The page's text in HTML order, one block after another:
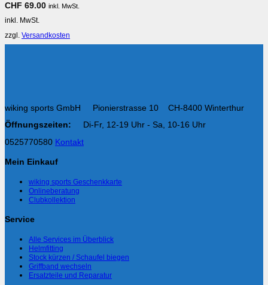
CHF 69.00 inkl. MwSt.
inkl. MwSt.
zzgl. Versandkosten
wiking sports GmbH Pionierstrasse 10 CH-8400 Winterthur
Öffnungszeiten:
Di-Fr, 12-19 Uhr - Sa, 10-16 Uhr
0525770580 Kontakt
Mein Einkauf
wiking sports Geschenkkarte
Onlineberatung
Clubkollektion
Service
Alle Services im Überblick
Helmfitting
Stock kürzen / Schaufel biegen
Griffband wechseln
Ersatzteile und Reparatur